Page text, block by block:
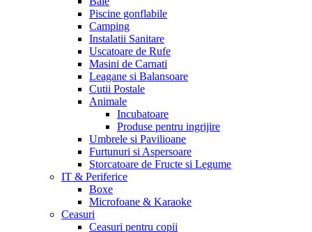
Piscine gonflabile
Camping
Instalatii Sanitare
Uscatoare de Rufe
Masini de Carnati
Leagane si Balansoare
Cutii Postale
Animale
Incubatoare
Produse pentru ingrijire
Umbrele si Pavilioane
Furtunuri si Aspersoare
Storcatoare de Fructe si Legume
IT & Periferice
Boxe
Microfoane & Karaoke
Ceasuri
Ceasuri pentru copii